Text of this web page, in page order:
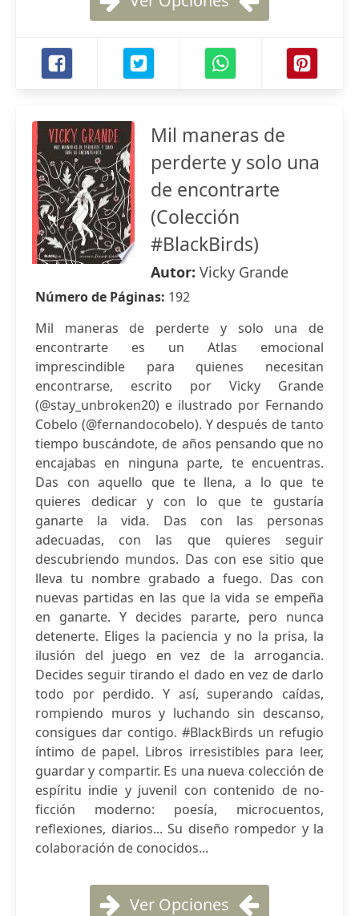
Mil maneras de
perderte y solo una
de encontrarte
(Colección
#BlackBirds)
Autor: Vicky Grande
Número de Páginas: 192
Mil maneras de perderte y solo una de
encontrarte es un Atlas emocional
imprescindible para quienes necesitan
encontrarse, escrito por Vicky Grande
(@stay_unbroken20) e ilustrado por Fernando
Cobelo (@fernandocobelo). Y después de tanto
tiempo buscándote, de años pensando que no
encajabas en ninguna parte, te encuentras.
Das con aquello que te llena, a lo que te
quieres dedicar y con lo que te gustaría
ganarte la vida. Das con las personas
adecuadas, con las que quieres seguir
descubriendo mundos. Das con ese sitio que
lleva tu nombre grabado a fuego. Das con
nuevas partidas en las que la vida se empeña
en ganarte. Y decides pararte, pero nunca
detenerte. Eliges la paciencia y no la prisa, la
ilusión del juego en vez de la arrogancia.
Decides seguir tirando el dado en vez de darlo
todo por perdido. Y así, superando caídas,
rompiendo muros y luchando sin descanso,
consigues dar contigo. #BlackBirds un refugio
íntimo de papel. Libros irresistibles para leer,
guardar y compartir. Es una nueva colección de
espíritu indie y juvenil con contenido de no-
ficción moderno: poesía, microcuentos,
reflexiones, diarios... Su diseño rompedor y la
colaboración de conocidos...
Ver Opciones